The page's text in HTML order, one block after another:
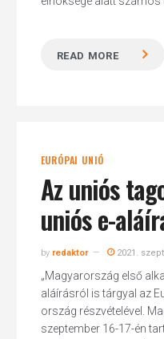
READ MORE
EURÓPAI UNIÓ
Az uniós
uniós e-
by redaktor 2021.
„Magyarország első
aláírásról is tárgyal az
ország részvételével.
szeptember 16-17-én